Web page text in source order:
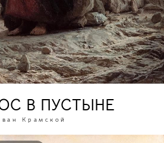
В ПУСТЫНЕ
Крамской